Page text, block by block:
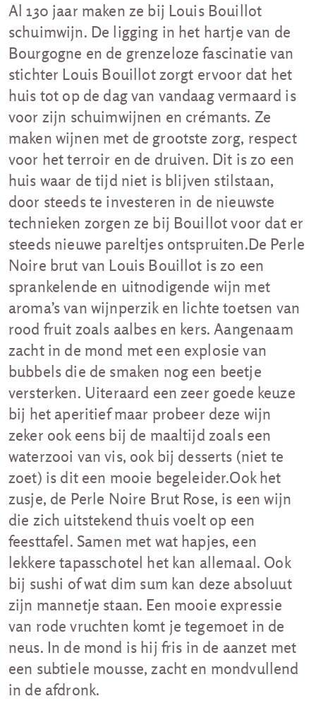
Al 130 jaar maken ze bij Louis Bouillot
schuimwijn. De ligging in het hartje van de
Bourgogne en de grenzeloze fascinatie van
stichter Louis Bouillot zorgt ervoor dat het
huis tot op de dag van vandaag vermaard is
voor zijn schuimwijnen en crémants. Ze
maken wijnen met de grootste zorg, respect
voor het terroir en de druiven. Dit is zo een
huis waar de tijd niet is blijven stilstaan,
door steeds te investeren in de nieuwste
technieken zorgen ze bij Bouillot voor dat er
steeds nieuwe pareltjes ontspruiten.De Perle
Noire brut van Louis Bouillot is zo een
sprankelende en uitnodigende wijn met
aroma’s van wijnperzik en lichte toetsen van
rood fruit zoals aalbes en kers. Aangenaam
zacht in de mond met een explosie van
bubbels die de smaken nog een beetje
versterken. Uiteraard een zeer goede keuze
bij het aperitief maar probeer deze wijn
zeker ook eens bij de maaltijd zoals een
waterzooi van vis, ook bij desserts (niet te
zoet) is dit een mooie begeleider.Ook het
zusje, de Perle Noire Brut Rose, is een wijn
die zich uitstekend thuis voelt op een
feesttafel. Samen met wat hapjes, een
lekkere tapasschotel het kan allemaal. Ook
bij sushi of wat dim sum kan deze absoluut
zijn mannetje staan. Een mooie expressie
van rode vruchten komt je tegemoet in de
neus. In de mond is hij fris in de aanzet met
een subtiele mousse, zacht en mondvullend
in de afdronk.